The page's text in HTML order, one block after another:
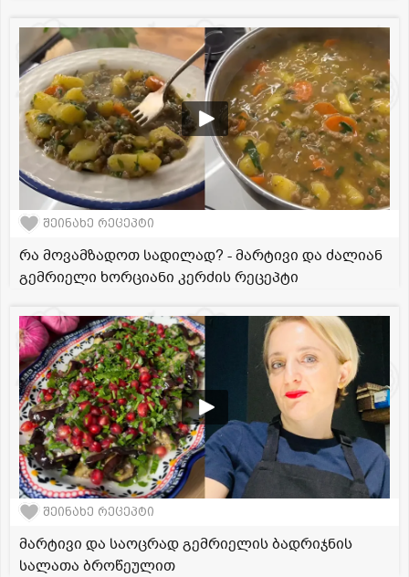
შეინახე რეცეპტი
რა მოვამზადოთ სადილად? - მარტივი და ძალიან
გემრიელი ხორციანი კერძის რეცეპტი
შეინახე რეცეპტი
მარტივი და საოცრად გემრიელის ბადრიჯნის
სალათა ბროწეულით